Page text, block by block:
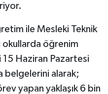
ile Mesleki Teknik
okullarda öğrenim
Haziran Pazartesi
belgelerini alarak;
yapan yaklaşık 6 bin